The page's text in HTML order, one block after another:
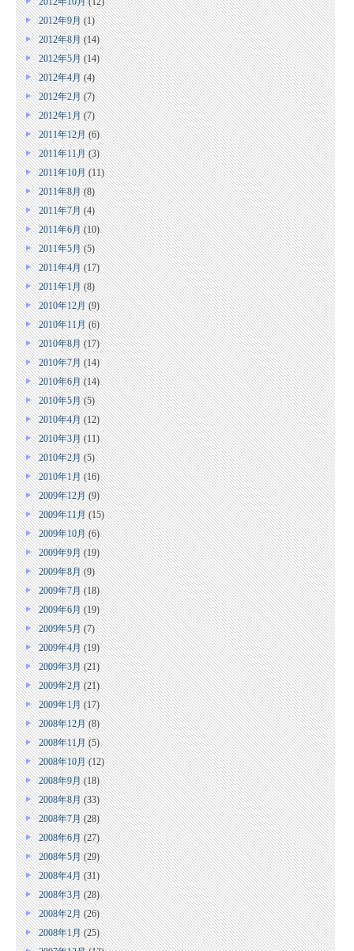
2012年9月(1)
2012年8月(14)
2012年5月(14)
2012年4月(4)
2012年2月(7)
2012年1月(7)
2011年12月(6)
2011年11月(3)
2011年10月(11)
2011年8月(8)
2011年7月(4)
2011年6月(10)
2011年5月(5)
2011年4月(17)
2011年1月(8)
2010年12月(9)
2010年11月(6)
2010年8月(17)
2010年7月(14)
2010年6月(14)
2010年5月(5)
2010年4月(12)
2010年3月(11)
2010年2月(5)
2010年1月(16)
2009年12月(9)
2009年11月(15)
2009年10月(6)
2009年9月(19)
2009年8月(9)
2009年7月(18)
2009年6月(19)
2009年5月(7)
2009年4月(19)
2009年3月(21)
2009年2月(21)
2009年1月(17)
2008年12月(8)
2008年11月(5)
2008年10月(12)
2008年9月(18)
2008年8月(33)
2008年7月(28)
2008年6月(27)
2008年5月(29)
2008年4月(31)
2008年3月(28)
2008年2月(26)
2008年1月(25)